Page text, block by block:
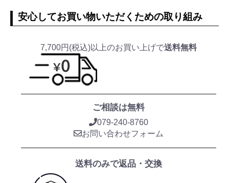
安心してお買い物いただくための取り組み
7,700円(税込)以上のお買い上げで送料無料
ご相談は無料
079-240-8760
お問い合わせフォーム
送料のみで返品・交換